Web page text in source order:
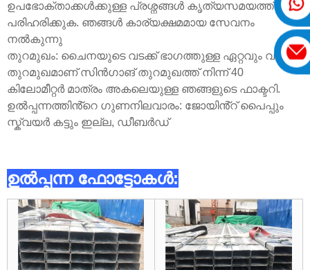
ഉപഭോക്താക്കൾക്കുള്ള പ്രശ്നങ്ങൾ കൃത്യസമയത്ത്
പരിഹരിക്കുക. ഞങ്ങൾ കാര്യക്ഷമമായ സേവനം
നൽകുന്നു
തുറമുഖം: ചൈനയുടെ വടക്ക് ഭാഗത്തുള്ള ഏറ്റവും വലിയ
തുറമുഖമാണ് സിൻഗാങ് തുറമുഖത്ത് നിന്ന് 40
കിലോമീറ്റർ മാത്രം അകലെയുള്ള ഞങ്ങളുടെ ഫാക്ടറി.
ഉൽപ്പന്നത്തിൻ്റെ ഗുണനിലവാരം: ജോയിൻ്റ് പൈപ്പും
സ്ക്വയർ കട്ടും ഇല്ല, ഡീബർഡ്
ഉൽപ്പന്ന ഫോട്ടോകൾ: